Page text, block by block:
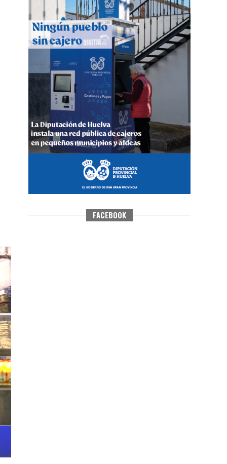
·Huelvatv
CUARTA CORRIDA DE LAS FIESTAS
COLOMBINAS 2026
hace 5 días· Huelvatv
FACEBOOK